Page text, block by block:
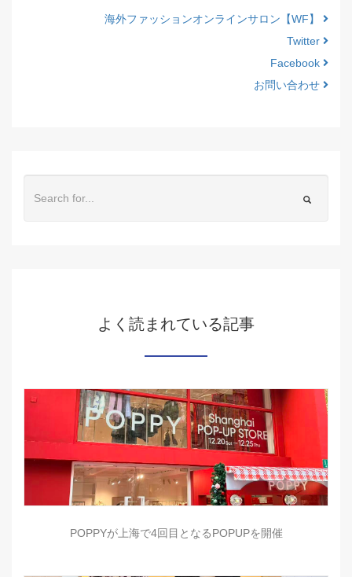
海外ファッションオンラインサロン【WF】
Twitter
Facebook
お問い合わせ
よく読まれている記事
POPPYが上海で4回目となるPOPUPを開催